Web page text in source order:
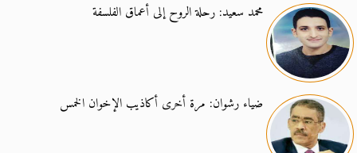
محمد سعيد: رحلة الروح إلى أعماق الفلسفة
ضياء رشوان: مرة أخرى أكاذيب الإخوان الخمس